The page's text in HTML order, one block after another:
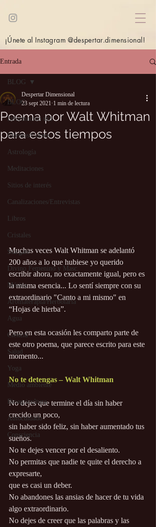
¡Únete al Instagram @despertar.dimensional!
Entrada
BLOG
Información útil
Eventos/Cursos
Astrología
Meditaciones
Sitios de interés
Canalizaciones/Entrevistas
Libros
Cristales
Stargate
Divino Femenino y Masc.
Música
Aromaterapia/Herbolaria
Agua
Ciencia
Salud
Yoga
Medio ambiente
Bioagricultura
Autocuidado
Consciencia
BLOG
Poema por Walt Whitman
para estos tiempos
Despertar Dimensional
23 sept 2021 1 min de lectura
Muchas veces Walt Whitman se adelantó
200 años a lo que hubiese yo querido
escribir ahora, no exactamente igual, pero es
la misma esencia... Lo sentí siempre con su
extraordinario "Canto a mi mismo" en
“Hojas de hierba”.
Pero en esta ocasión les comparto parte de
este otro poema, que parece escrito para este
momento...
No te detengas – Walt Whitman
No dejes que termine el día sin haber
crecido un poco,
sin haber sido feliz, sin haber aumentado tus
sueños.
No te dejes vencer por el desaliento.
No permitas que nadie te quite el derecho a
expresarte,
que es casi un deber.
No abandones las ansias de hacer de tu vida
algo extraordinario.
No dejes de creer que las palabras y las